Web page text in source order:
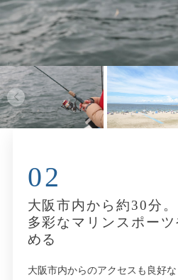
02
大阪市内から約30分。
多彩なマリンスポー
める
大阪市内からのアクセスも良好